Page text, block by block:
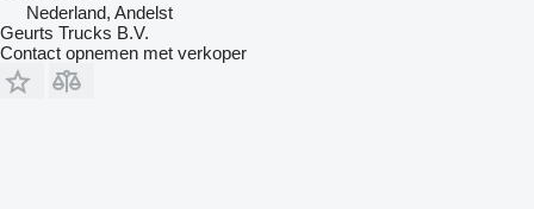
Nederland, Andelst
Geurts Trucks B.V.
Contact opnemen met verkoper